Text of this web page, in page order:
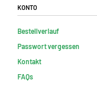
Konto
Bestellverlauf
Passwort vergessen
Kontakt
FAQs